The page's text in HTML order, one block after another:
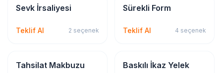
Kırtasiye & Matbu
Sevk İrsaliyesi
Teklif Al 2 seçenek
Kırtasiye & Matbu
Sürekli Form
Teklif Al 4 seçenek
Kırtasiye & Matbu
Tahsilat Makbuzu Tekstil Baskı
Baskılı İkaz Yelek